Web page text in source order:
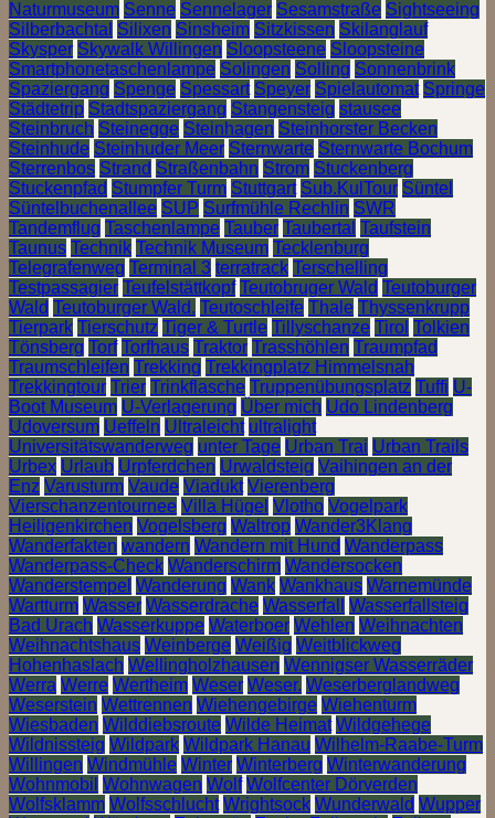
Naturmuseum Senne Sennelager Sesamstraße Sightseeing
Silberbachtal Silixen Sinsheim Sitzkissen Skilanglauf
Skysper Skywalk Willingen Sloopsteene Sloopsteine
Smartphonetaschenlampe Solingen Solling Sonnenbrink
Spaziergang Spenge Spessart Speyer Spielautomat Springe
Städtetrip Stadtspaziergang Stangensteig stausee
Steinbruch Steinegge Steinhagen Steinhorster Becken
Steinhude Steinhuder Meer Sternwarte Sternwarte Bochum
Sterrenbos Strand Straßenbahn Strom Stuckenberg
Stuckenpfad Stumpfer Turm Stuttgart Sub.KulTour Süntel
Süntelbuchenallee SUP Surfmühle Rechlin SWR
Tandemflug Taschenlampe Tauber Taubertal Taufstein
Taunus Technik Technik Museum Tecklenburg
Telegrafenweg Terminal 3 terratrack Terschelling
Testpassagier Teufelstättkopf Teutobruger Wald Teutoburger
Wald Teutoburger Wald. Teutoschleife Thale Thyssenkrupp
Tierpark Tierschutz Tiger & Turtle Tillyschanze Tirol Tolkien
Tönsberg Torf Torfhaus Traktor Trasshöhlen Traumpfad
Traumschleifen Trekking Trekkingplatz Himmelsnah
Trekkingtour Trier Trinkflasche Truppenübungsplatz Tuffi U-
Boot Museum U-Verlagerung Über mich Udo Lindenberg
Udoversum Ueffeln Ultraleicht ultralight
Universitätswanderweg unter Tage Urban Trai Urban Trails
Urbex Urlaub Urpferdchen Urwaldsteig Vaihingen an der
Enz Varusturm Vaude Viadukt Vierenberg
Vierschanzentournee Villa Hügel Vlotho Vogelpark
Heiligenkirchen Vogelsberg Waltrop Wander3Klang
Wanderfakten wandern Wandern mit Hund Wanderpass
Wanderpass-Check Wanderschirm Wandersocken
Wanderstempel Wanderung Wank Wankhaus Warnemünde
Wartturm Wasser Wasserdrache Wasserfall
Wasserfallsteig
Bad Urach Wasserkuppe Waterboer Wehlen Weihnachten
Weihnachtshaus Weinberge Weißig Weitblickweg
Hohenhaslach Wellingholzhausen Wennigser Wasserräder
Werra Werre Wertheim Weser Weser. Weserberglandweg
Weserstein Wettrennen Wiehengebirge Wiehenturm
Wiesbaden Wilddiebsroute Wilde Heimat Wildgehege
Wildnissteig Wildpark Wildpark Hanau Wilhelm-Raabe-Turm
Willingen Windmühle Winter Winterberg Winterwanderung
Wohnmobil Wohnwagen Wolf Wolfcenter Dörverden
Wolfsklamm Wolfsschlucht Wrightsock Wunderwald Wupper